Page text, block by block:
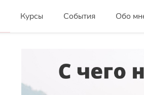
Курсы События Обо